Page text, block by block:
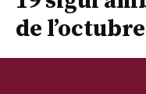
de l’octubre